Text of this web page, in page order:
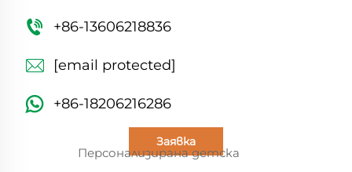
+86-13606218836
[email protected]
+86-18206216286
Заявка
Персонализирана детска